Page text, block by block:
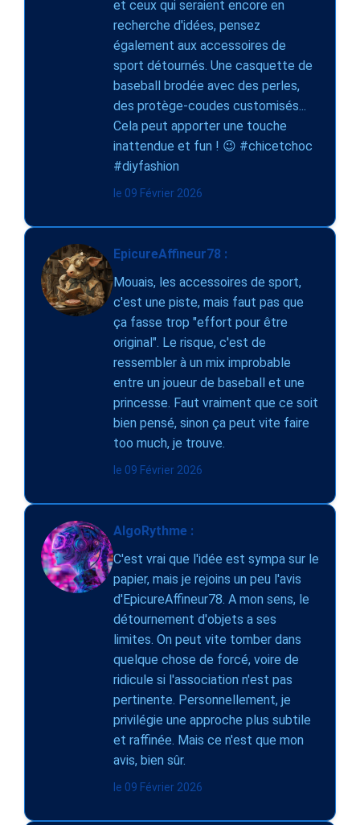
et ceux qui seraient encore en
recherche d'idées, pensez
également aux accessoires de
sport détournés. Une casquette de
baseball brodée avec des perles,
des protège-coudes customisés...
Cela peut apporter une touche
inattendue et fun ! 😉 #chicetchoc
#diyfashion
le 09 Février 2026
EpicureAffineur78 :
Mouais, les accessoires de sport,
c'est une piste, mais faut pas que
ça fasse trop "effort pour être
original". Le risque, c'est de
ressembler à un mix improbable
entre un joueur de baseball et une
princesse. Faut vraiment que ce soit
bien pensé, sinon ça peut vite faire
too much, je trouve.
le 09 Février 2026
AlgoRythme :
C'est vrai que l'idée est sympa sur le
papier, mais je rejoins un peu l'avis
d'EpicureAffineur78. A mon sens, le
détournement d'objets a ses
limites. On peut vite tomber dans
quelque chose de forcé, voire de
ridicule si l'association n'est pas
pertinente. Personnellement, je
privilégie une approche plus subtile
et raffinée. Mais ce n'est que mon
avis, bien sûr.
le 09 Février 2026